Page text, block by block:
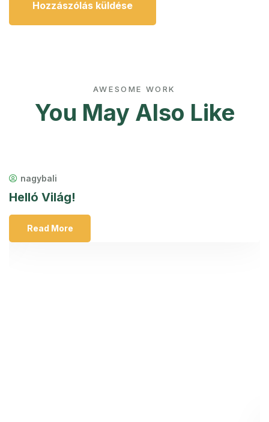
AWESOME WORK
You May Also Like
nagybali
Helló Világ!
Read More